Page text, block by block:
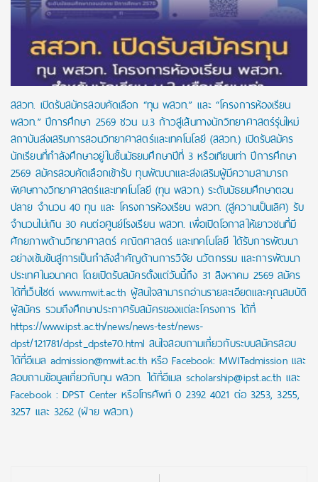
สสวท. เปิดรับสมัครสอบคัดเลือก “ทุน พสวท.” และ “โครงการห้องเรียน
พสวท.” ปีการศึกษา 2569 ชวน ม.3 ก้าวสู่เส้นทางนักวิทยาศาสตร์รุ่นใหม่
สถาบันส่งเสริมการสอนวิทยาศาสตร์และเทคโนโลยี (สสวท.) เปิดรับสมัคร
นักเรียนที่กำลังศึกษาอยู่ในชั้นมัธยมศึกษาปีที่ 3 หรือเทียบเท่า ปีการศึกษา
2569 สมัครสอบคัดเลือกเข้ารับ ทุนพัฒนาและส่งเสริมผู้มีความสามารถ
พิเศษทางวิทยาศาสตร์และเทคโนโลยี (ทุน พสวท.) ระดับมัธยมศึกษาตอน
ปลาย จำนวน 40 ทุน และ โครงการห้องเรียน พสวท. (สู่ความเป็นเลิศ) รับ
จำนวนไม่เกิน 30 คนต่อศูนย์โรงเรียน พสวท. เพื่อเปิดโอกาสให้เยาวชนที่มี
ศักยภาพด้านวิทยาศาสตร์ คณิตศาสตร์ และเทคโนโลยี ได้รับการพัฒนา
อย่างเข้มข้นสู่การเป็นกำลังสำคัญด้านการวิจัย นวัตกรรม และการพัฒนา
ประเทศในอนาคต โดยเปิดรับสมัครตั้งแต่วันนี้ถึง 31 สิงหาคม 2569 สมัคร
ได้ที่เว็บไซต์ www.mwit.ac.th ผู้สนใจสามารถอ่านรายละเอียดและคุณสมบัติ
ผู้สมัคร รวมถึงศึกษาประกาศรับสมัครของแต่ละโครงการ ได้ที่
https://www.ipst.ac.th/news/news-test/news-
dpst/121781/dpst_dpste70.html สนใจสอบถามเกี่ยวกับระบบสมัครสอบ
ได้ที่อีเมล admission@mwit.ac.th หรือ Facebook: MWITadmission และ
สอบถามข้อมูลเกี่ยวกับทุน พสวท. ได้ที่อีเมล scholarship@ipst.ac.th และ
Facebook : DPST Center หรือโทรศัพท์ 0 2392 4021 ต่อ 3253, 3255,
3257 และ 3262 (ฝ่าย พสวท.)